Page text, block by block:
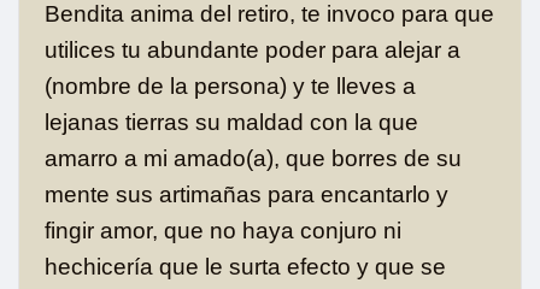
Bendita anima del retiro, te invoco para que
utilices tu abundante poder para alejar a
(nombre de la persona) y te lleves a
lejanas tierras su maldad con la que
amarro a mi amado(a), que borres de su
mente sus artimañas para encantarlo y
fingir amor, que no haya conjuro ni
hechicería que le surta efecto y que se